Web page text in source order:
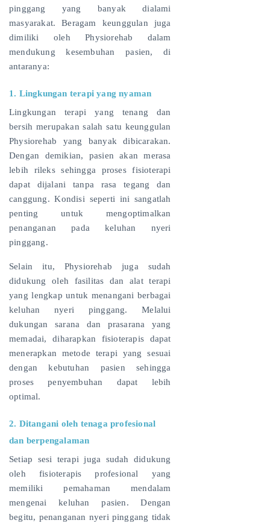
pinggang yang banyak dialami
masyarakat. Beragam keunggulan juga
dimiliki oleh Physiorehab dalam
mendukung kesembuhan pasien, di
antaranya:
1. Lingkungan terapi yang nyaman
Lingkungan terapi yang tenang dan
bersih merupakan salah satu keunggulan
Physiorehab yang banyak dibicarakan.
Dengan demikian, pasien akan merasa
lebih rileks sehingga proses fisioterapi
dapat dijalani tanpa rasa tegang dan
canggung. Kondisi seperti ini sangatlah
penting untuk mengoptimalkan
penanganan pada keluhan nyeri
pinggang.
Selain itu, Physiorehab juga sudah
didukung oleh fasilitas dan alat terapi
yang lengkap untuk menangani berbagai
keluhan nyeri pinggang. Melalui
dukungan sarana dan prasarana yang
memadai, diharapkan fisioterapis dapat
menerapkan metode terapi yang sesuai
dengan kebutuhan pasien sehingga
proses penyembuhan dapat lebih
optimal.
2. Ditangani oleh tenaga profesional
dan berpengalaman
Setiap sesi terapi juga sudah didukung
oleh fisioterapis profesional yang
memiliki pemahaman mendalam
mengenai keluhan pasien. Dengan
begitu, penanganan nyeri pinggang tidak